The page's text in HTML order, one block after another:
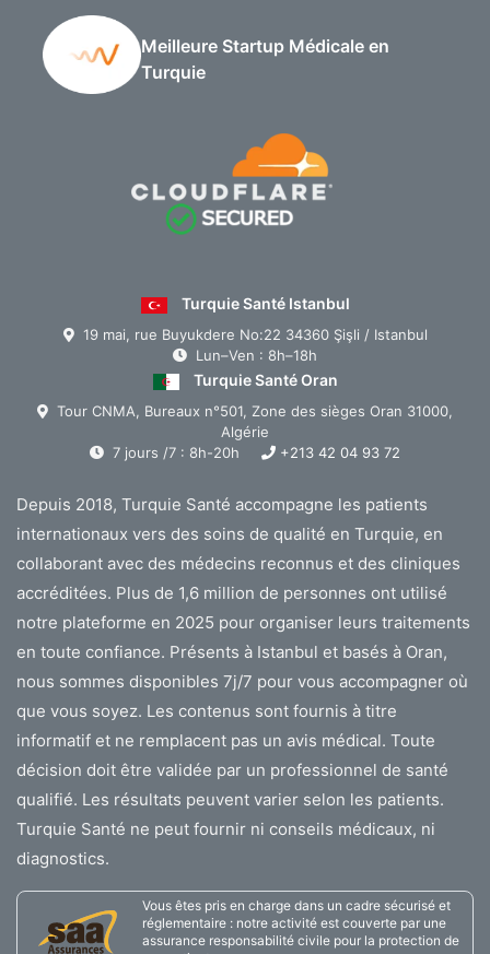
Meilleure Startup Médicale en
Turquie
Turquie Santé Istanbul
19 mai, rue Buyukdere No:22 34360 Şişli / Istanbul
Lun–Ven : 8h–18h
Turquie Santé Oran
Tour CNMA, Bureaux n°501, Zone des sièges Oran 31000,
Algérie
7 jours /7 : 8h-20h
+213 42 04 93 72
Depuis 2018, Turquie Santé accompagne les patients
internationaux vers des soins de qualité en Turquie, en
collaborant avec des médecins reconnus et des cliniques
accréditées. Plus de 1,6 million de personnes ont utilisé
notre plateforme en 2025 pour organiser leurs traitements
en toute confiance. Présents à Istanbul et basés à Oran,
nous sommes disponibles 7j/7 pour vous accompagner où
que vous soyez. Les contenus sont fournis à titre
informatif et ne remplacent pas un avis médical. Toute
décision doit être validée par un professionnel de santé
qualifié. Les résultats peuvent varier selon les patients.
Turquie Santé ne peut fournir ni conseils médicaux, ni
diagnostics.
Vous êtes pris en charge dans un cadre sécurisé et
réglementaire : notre activité est couverte par une
assurance responsabilité civile pour la protection de